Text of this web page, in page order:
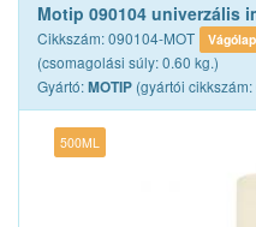
Motip 090104 univerzális
Cikkszám: 090104-MOT
(csomagolási súly: 0.60 kg.)
Gyártó:MOTIP (gyártói
500ML